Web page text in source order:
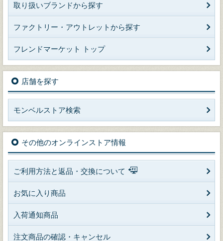
取り扱いブランドから探す
ファクトリー・アウトレットから探す
フレンドマーケット トップ
店舗を探す
モンベルストア検索
その他のオンラインストア情報
ご利用方法と返品・交換について
お気に入り商品
入荷通知商品
注文商品の確認・キャンセル